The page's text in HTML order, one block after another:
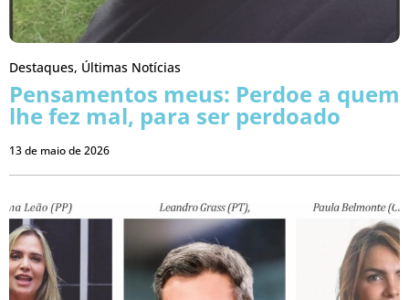
Destaques, Últimas Notícias
Pensamentos meus: Perdoe a quem
lhe fez mal, para ser perdoado
13 de maio de 2026